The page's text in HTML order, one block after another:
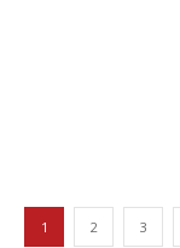
1 2 3